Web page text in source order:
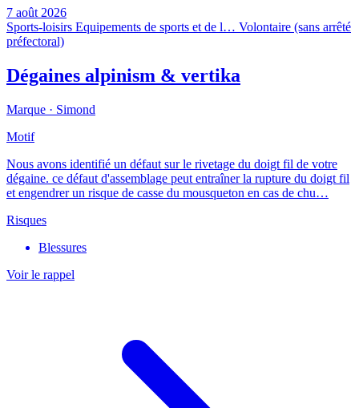
7 août 2026
Sports-loisirs Equipements de sports et de l… Volontaire (sans arrêté
préfectoral)
Dégaines alpinism & vertika
Marque · Simond
Motif
Nous avons identifié un défaut sur le rivetage du doigt fil de votre
dégaine. ce défaut d'assemblage peut entraîner la rupture du doigt fil
et engendrer un risque de casse du mousqueton en cas de chu…
Risques
Blessures
Voir le rappel